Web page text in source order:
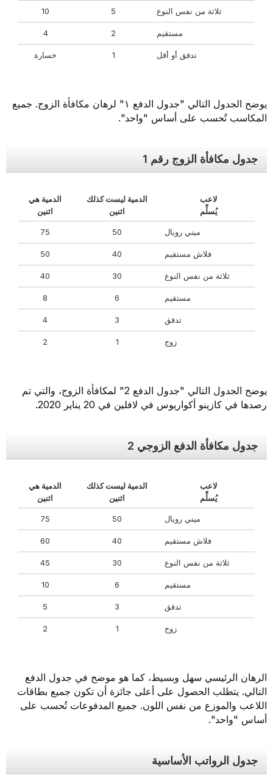
ثلاثة من نفس النوع 10
مستقيم 4
تدفق أو أقل خسارة
يوضح الجدول التالي "جدول الدفع ١" لرهان مكافأة الزوج. جميع
المكاسب تُحسب على أساس "واحد".
جدول مكافأة الزوج رقم 1
لاعب
يُسلِّم
الدمية ليست كذلك
اثنين
الدمية هي
اثنين
ميني رويال 50
75
فلاش مستقيم 40
50
ثلاثة من نفس النوع 30
40
مستقيم
تدفق
زوج
يوضح الجدول التالي "جدول الدفع 2" لمكافأة الزوج، والتي تم
رصدها في كازينو أكواريوس في لافلين في 20 يناير 2020.
جدول مكافأة الدفع الزوجي 2
لاعب
يُسلِّم
الدمية ليست كذلك
اثنين
الدمية هي
اثنين
ميني رويال 50
75
فلاش مستقيم 40
60
ثلاثة من نفس النوع 30
45
مستقيم 10
تدفق
زوج
الرهان الرئيسي سهل وبسيط، كما هو موضح في جدول الدفع
التالي. يتطلب الحصول على أعلى جائزة أن تكون جميع بطاقات
اللاعب والموزع من نفس اللون. جميع المدفوعات تُحسب على
أساس "واحد".
جدول الرواتب الأساسية